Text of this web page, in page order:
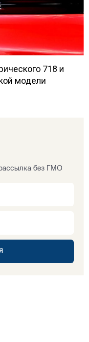
718 и
модели
без ГМО